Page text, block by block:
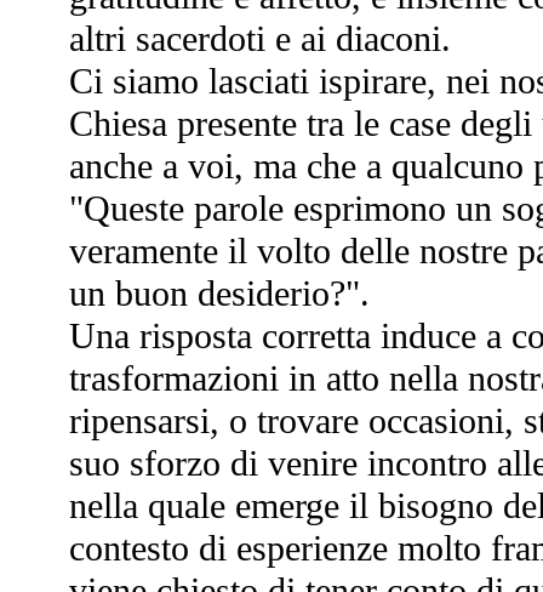
altri sacerdoti e ai diaconi.
Ci siamo lasciati ispirare, nei
Chiesa presente tra le case
anche a voi, ma che a
"Queste parole esprimono un
veramente il volto delle nostre
un buon desiderio?".
Una risposta corretta induce a
trasformazioni in atto nella
ripensarsi, o trovare occasioni,
suo sforzo di venire incontro
nella quale emerge il bisogno
contesto di esperienze molto